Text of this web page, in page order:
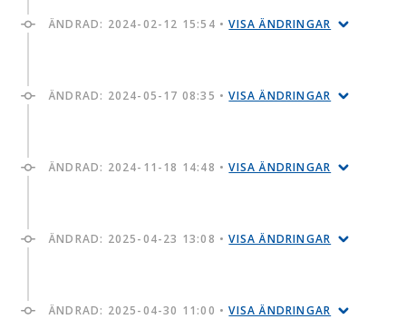
ÄNDRAD: 2024-02-12 15:54 •VISA ÄNDRINGAR
ÄNDRAD: 2024-05-17 08:35 •VISA ÄNDRINGAR
ÄNDRAD: 2024-11-18 14:48 •VISA ÄNDRINGAR
ÄNDRAD: 2025-04-23 13:08 •VISA ÄNDRINGAR
ÄNDRAD: 2025-04-30 11:00 •VISA ÄNDRINGAR